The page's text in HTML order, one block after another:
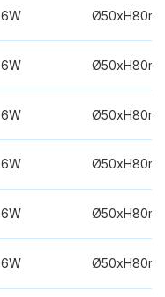
6W
6W
6W
6W
6W
6W